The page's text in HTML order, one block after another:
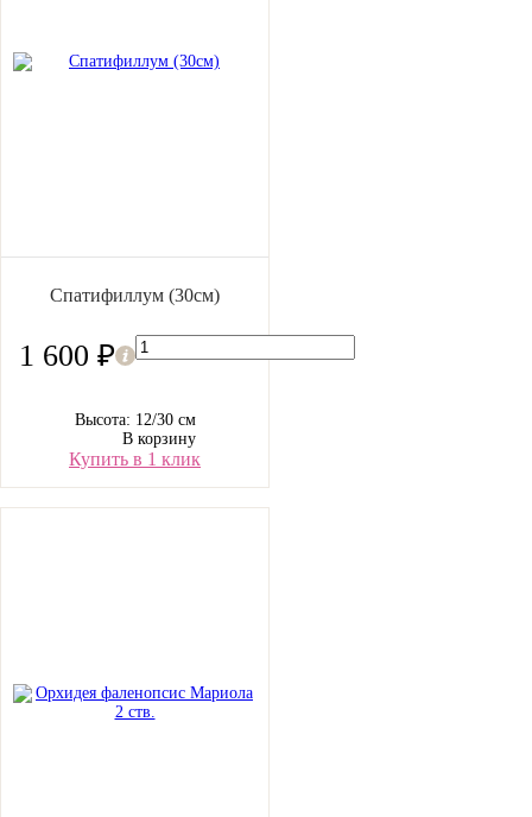
Спатифиллум (30см)
1 600 ₽
Высота: 12/30 см
В корзину
Купить в 1 клик